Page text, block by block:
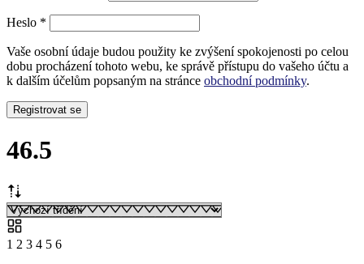
Heslo *
Vaše osobní údaje budou použity ke zvýšení spokojenosti po celou
dobu procházení tohoto webu, ke správě přístupu do vašeho účtu a
k dalším účelům popsaným na stránce obchodní podmínky.
Registrovat se
46.5
1 2 3 4 5 6